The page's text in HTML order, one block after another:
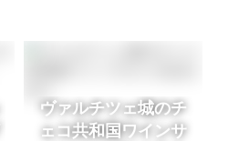
ヴァルチツェ城のチ
ェコ共和国ワインサ